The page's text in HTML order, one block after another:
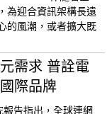
為迎合資訊架構長遠
的風潮，或者擴大既
需求 普詮電
際品牌
告指出，全球連網